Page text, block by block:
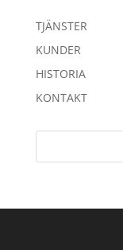
TJÄNSTER
KUNDER
HISTORIA
KONTAKT